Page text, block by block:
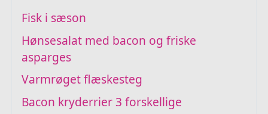
Fisk i sæson
Hønsesalat med bacon og friske
asparges
Varmrøget flæskesteg
Bacon kryderrier 3 forskellige